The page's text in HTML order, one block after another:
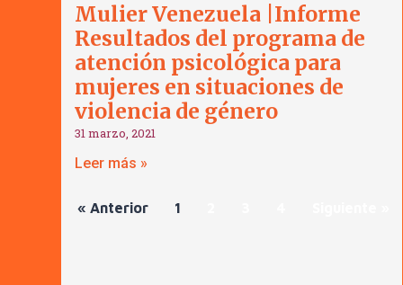
Mulier Venezuela |Informe
Resultados del programa de
atención psicológica para
mujeres en situaciones de
violencia de género
31 marzo, 2021
Leer más »
« Anterior 1